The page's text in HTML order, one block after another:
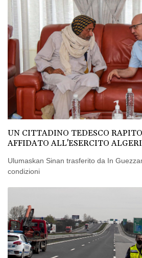
UN CITTADINO TEDESCO
AFFIDATO ALL'ESERCITO
Ulumaskan Sinan trasferito da In
condizioni